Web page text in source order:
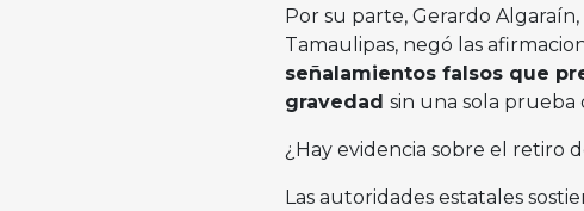
Por su parte, Gerardo
Tamaulipas, negó las
señalamientos falsos que
gravedad sin una sola prueba
¿Hay evidencia sobre el retiro
Las autoridades estatales